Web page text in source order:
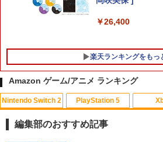
Lies of P：コンプ
￥6,782
5
任天堂 【
ザーズ ワンダー
-AQMXB NSW2
ワンダ- ミンナデ
￥7,570
￥4,889
5
【特典】超新時
PS5版(【早期購
ット)
￥7,293
￥26,400
楽天ランキングをもっ
Amazon ゲーム/アニメ ランキング
Nintendo Switch 2 PlayStation 5
編集部のおすすめ記事